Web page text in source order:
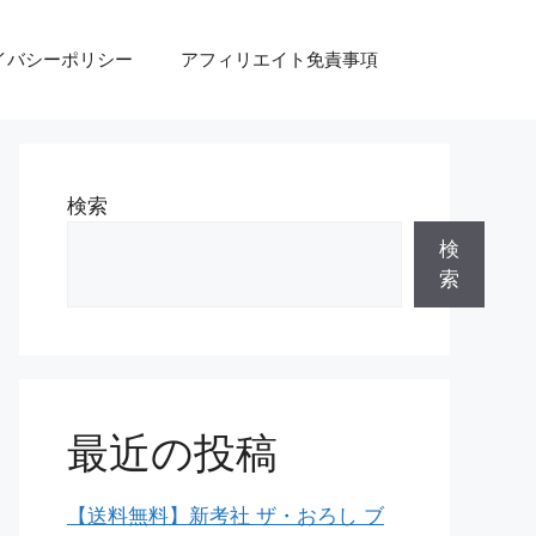
バシーポリシー アフィリエイト免責事項
検索
検
索
最近の投稿
【送料無料】新考社 ザ・おろし ブ